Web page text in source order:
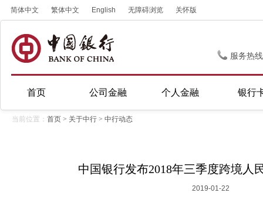
简体中文 繁体中文 English 无障碍浏览 关怀版
服务热
首页 公司金融 个人金融 银行
当前位置： 首页 > 关于中行 > 中行动态
中国银行发布2018年三季度跨境人
2019-01-22